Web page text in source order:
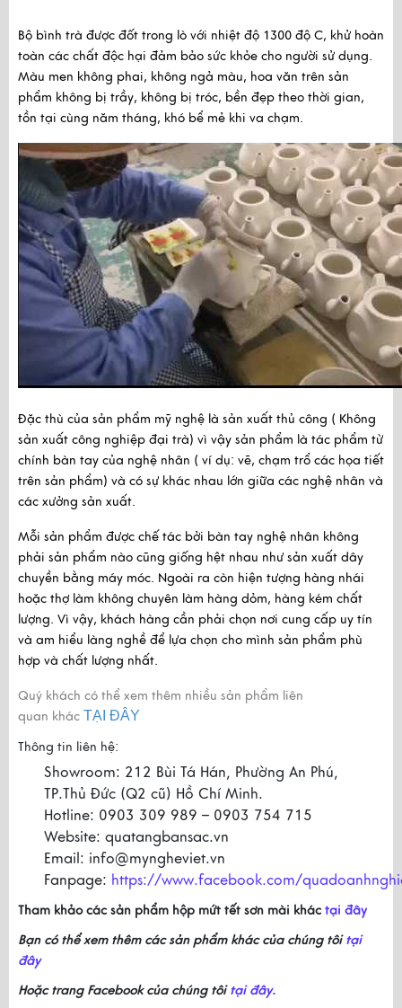
Bộ bình trà được đốt trong lò với nhiệt độ 1300 độ C, khử hoàn
toàn các chất độc hại đảm bảo sức khỏe cho người sử dụng.
Màu men không phai, không ngả màu, hoa văn trên sản
phẩm không bị trầy, không bị tróc, bền đẹp theo thời gian,
tồn tại cùng năm tháng, khó bể mẻ khi va chạm.
Đặc thù của sản phẩm mỹ nghệ là sản xuất thủ công ( Không
sản xuất công nghiệp đại trà) vì vậy sản phẩm là tác phẩm từ
chính bàn tay của nghệ nhân ( ví dụ: vẽ, chạm trổ các họa tiết
trên sản phẩm) và có sự khác nhau lớn giữa các nghệ nhân và
các xưởng sản xuất.
Mỗi sản phẩm được chế tác bởi bàn tay nghệ nhân không
phải sản phẩm nào cũng giống hệt nhau như sản xuất dây
chuyền bằng máy móc. Ngoài ra còn hiện tượng hàng nhái
hoặc thợ làm không chuyên làm hàng dỏm, hàng kém chất
lượng. Vì vậy, khách hàng cần phải chọn nơi cung cấp uy tín
và am hiểu làng nghề để lựa chọn cho mình sản phẩm phù
hợp và chất lượng nhất.
Quý khách có thể xem thêm nhiều sản phẩm liên
quan khác TẠI ĐÂY
Thông tin liên hệ:
Showroom: 212 Bùi Tá Hán, Phường An Phú,
TP.Thủ Đức (Q2 cũ) Hồ Chí Minh.
Hotline: 0903 309 989 – 0903 754 715
Website: quatangbansac.vn
Email: info@myngheviet.vn
Fanpage: https://www.facebook.com/
Tham khảo các sản phẩm hộp mứt tết sơn mài khác tại đây
Bạn có thể xem thêm các sản phẩm khác của chúng tôitại
đây
Hoặc trang Facebook của chúng tôitại đây.